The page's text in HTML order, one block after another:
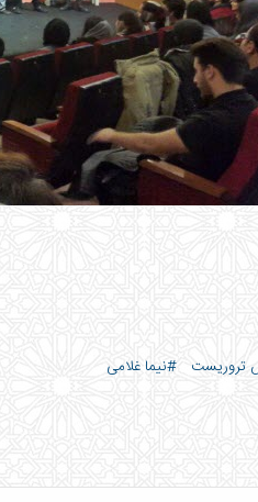
تروریست #نیما غلامی